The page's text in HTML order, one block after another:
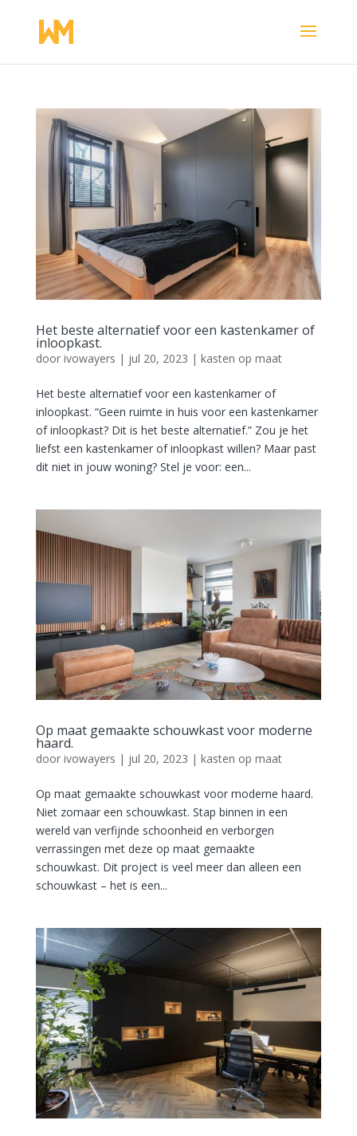
Het beste alternatief voor een kastenkamer of
inloopkast.
door ivowayers | jul 20, 2023 | kasten op maat
Het beste alternatief voor een kastenkamer of
inloopkast. “Geen ruimte in huis voor een kastenkamer
of inloopkast? Dit is het beste alternatief.” Zou je het
liefst een kastenkamer of inloopkast willen? Maar past
dit niet in jouw woning? Stel je voor: een...
Op maat gemaakte schouwkast voor moderne
haard.
door ivowayers | jul 20, 2023 | kasten op maat
Op maat gemaakte schouwkast voor moderne haard.
Niet zomaar een schouwkast. Stap binnen in een
wereld van verfijnde schoonheid en verborgen
verrassingen met deze op maat gemaakte
schouwkast. Dit project is veel meer dan alleen een
schouwkast – het is een...